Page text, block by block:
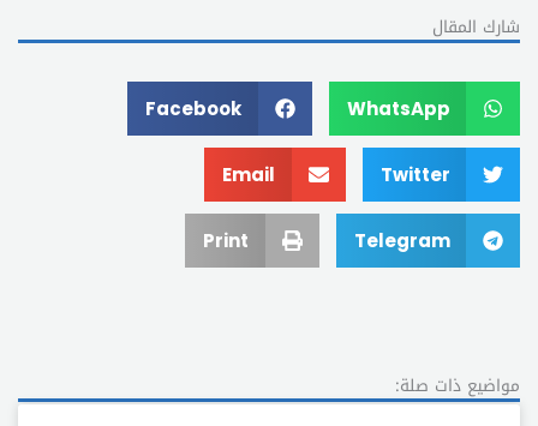
شارك المقال
WhatsApp
Facebook
Twitter
Email
Telegram
Print
مواضيع ذات صلة: